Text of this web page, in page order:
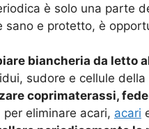
è solo una parte
sano e protetto, è
biancheria da letto
sudore e cellule
coprimaterassi,
per eliminare acari, acari